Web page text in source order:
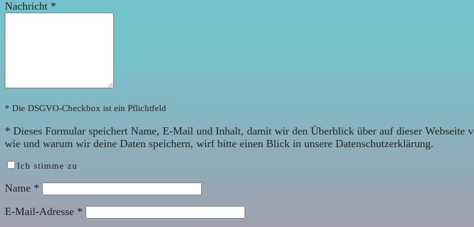
Nachricht *
* Die DSGVO-Checkbox ist ein Pflichtfeld
* Dieses Formular speichert Name, E-Mail und Inhalt, damit wir den Überblick über auf dieser
wie und warum wir deine Daten speichern, wirf bitte einen Blick in unsere Datenschutzerklärung.
Ich stimme zu
Name *
E-Mail-Adresse *